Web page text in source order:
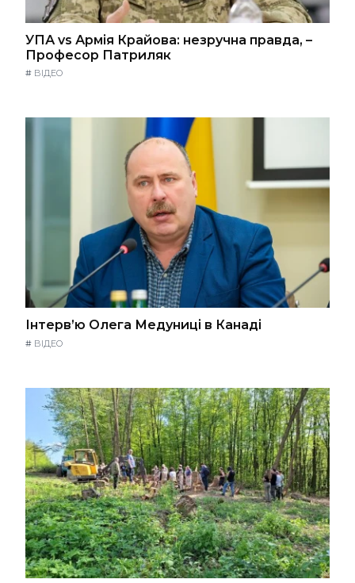
УПА vs Армія Крайова: незручна правда, –
Професор Патриляк
# ВІДЕО
Інтерв’ю Олега Медуниці в Канаді
# ВІДЕО